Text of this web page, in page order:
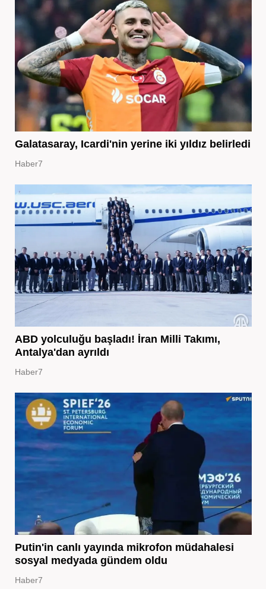
Galatasaray, Icardi'nin yerine iki yıldız belirledi
Haber7
ABD yolculuğu başladı! İran Milli Takımı,
Antalya'dan ayrıldı
Haber7
Putin'in canlı yayında mikrofon müdahalesi
sosyal medyada gündem oldu
Haber7